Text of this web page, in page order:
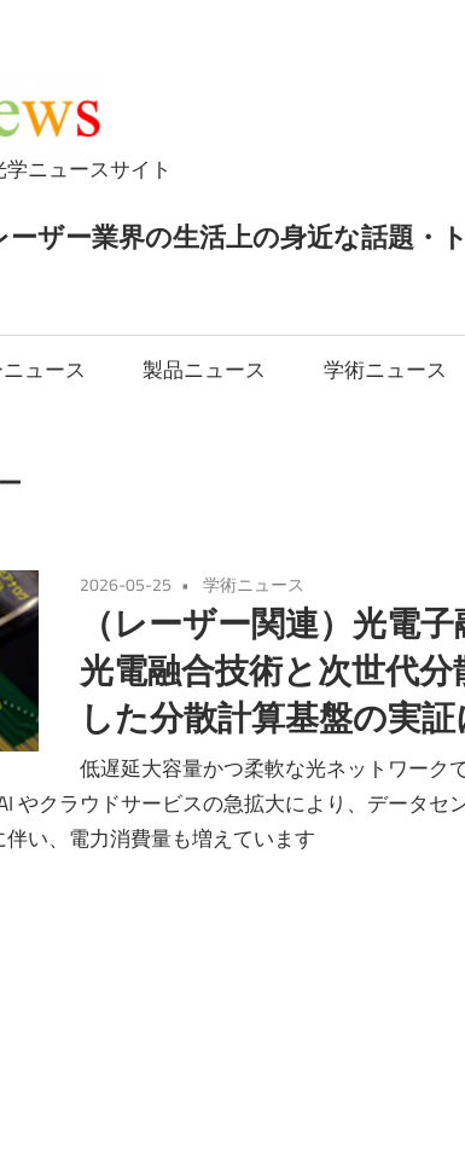
ニュースサイト
ーザー業界の生活上の身近な話題
ュース 製品ニュース 学術ニュース
2026-05-25 学術ニュース
（レーザー関連）光電
光電融合技術と次世代
した分散計算基盤の実
低遅延大容量かつ柔軟な光ネットワーク
やクラウドサービスの急拡大により、データセ
い、電力消費量も増えています